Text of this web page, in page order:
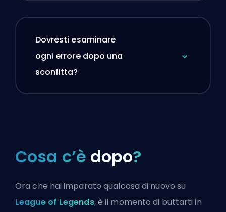
Dovresti esaminare
ogni errore dopo una
sconfitta?
Cosa c’è dopo?
Ora che hai imparato qualcosa di nuovo su
League of Legends, è il momento di buttarti in